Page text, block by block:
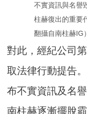
不實資訊與名譽
柱赫復出的重要
翻攝自南柱赫IG）
對此，經紀公司
取法律行動提告
布不實資訊及名
南柱赫逐漸擺脫